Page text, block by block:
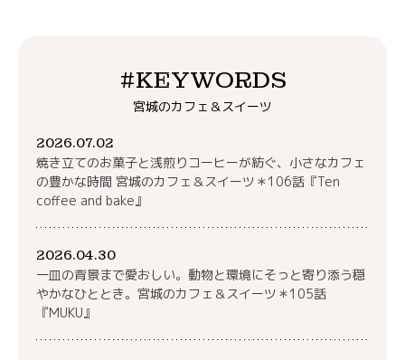
#KEYWORDS
宮城のカフェ＆スイーツ
2026.07.02
焼き立てのお菓子と浅煎りコーヒーが紡ぐ、小さなカフェ
の豊かな時間 宮城のカフェ＆スイーツ＊106話『Ten
coffee and bake』
2026.04.30
一皿の背景まで愛おしい。動物と環境にそっと寄り添う穏
やかなひととき。宮城のカフェ＆スイーツ＊105話
『MUKU』